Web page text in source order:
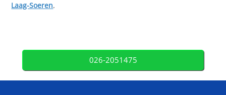
Laag-Soeren.
026-2051475